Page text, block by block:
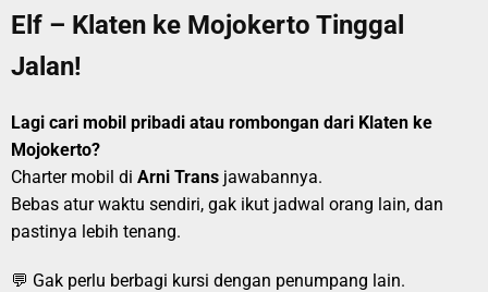
Elf – Klaten ke Mojokerto Tinggal
Jalan!
Lagi cari mobil pribadi atau rombongan dari Klaten ke
Mojokerto?
Charter mobil di Arni Trans jawabannya.
Bebas atur waktu sendiri, gak ikut jadwal orang lain, dan
pastinya lebih tenang.
💬 Gak perlu berbagi kursi dengan penumpang lain.